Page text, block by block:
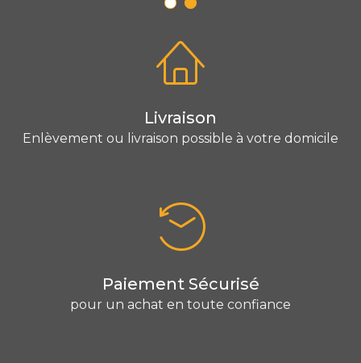
Livraison
Enlèvement ou livraison possible à votre domicile
Paiement Sécurisé
pour un achat en toute confiance